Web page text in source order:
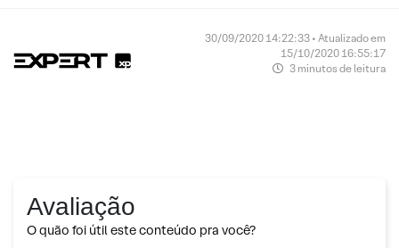
30/09/2020 14:22:33 • Atualizado em
15/10/2020 16:55:17
3 minutos de leitura
Avaliação
O quão foi útil este conteúdo pra você?